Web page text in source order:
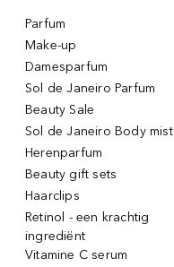
Parfum
Make-up
Damesparfum
Sol de Janeiro Parfum
Beauty Sale
Sol de Janeiro Body mist
Herenparfum
Beauty gift sets
Haarclips
Retinol - een krachtig
ingrediënt
Vitamine C serum